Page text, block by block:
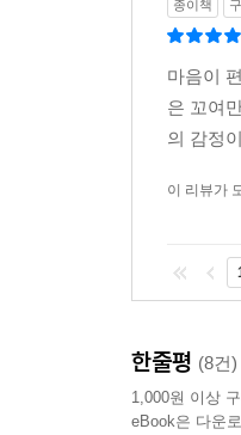
종이책
마음이
은 꼬여
의 감정
이 리뷰가
한줄평 (8건)
1,000원 이상
eBook은 다운